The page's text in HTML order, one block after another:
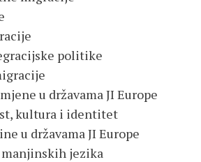
politike
u državama JI Europe
kultura i identitet
u državama JI Europe
manjinskih jezika